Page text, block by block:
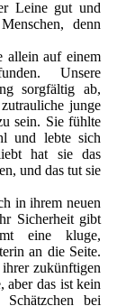
Leine gut und
denn
allein auf einem
Unsere
sorgfältig ab,
junge
sein. Sie fühlte
und lebte sich
hat sie das
und das tut sie
in ihrem neuen
Sicherheit gibt
eine kluge,
an die Seite.
zukünftigen
aber das ist kein
bei